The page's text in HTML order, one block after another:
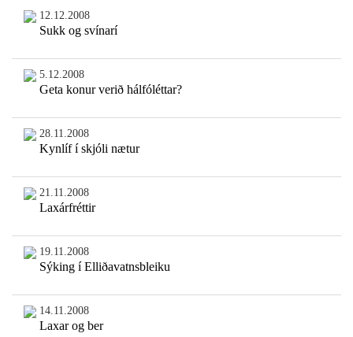
12.12.2008
Sukk og svínarí
5.12.2008
Geta konur verið hálfóléttar?
28.11.2008
Kynlíf í skjóli nætur
21.11.2008
Laxárfréttir
19.11.2008
Sýking í Elliðavatnsbleiku
14.11.2008
Laxar og ber